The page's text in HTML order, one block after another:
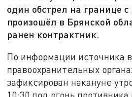
один обстрел на границе с
произошёл в Брянской
ранен контрактник.
По информации источника в
правоохранительных
зафиксирован накануне
10:30 под огонь противника